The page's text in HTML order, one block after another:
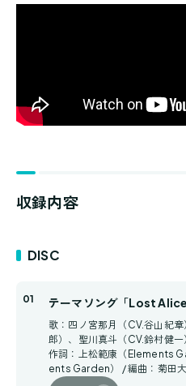
収録内容
DISC
テーマソング「Lost Alice
歌：四ノ宮那月（CV.谷山紀
郎）、聖川真斗（CV.鈴村健一
作詞：上松範康（Elements
ents Garden） / 編曲：菊田